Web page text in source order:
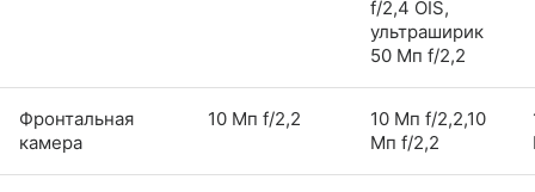
f/2,4 OIS,
ультраширик
50 Мп f/2,2
Фронтальная
камера
10 Мп f/2,2
10 Мп f/2,2,10
Мп f/2,2